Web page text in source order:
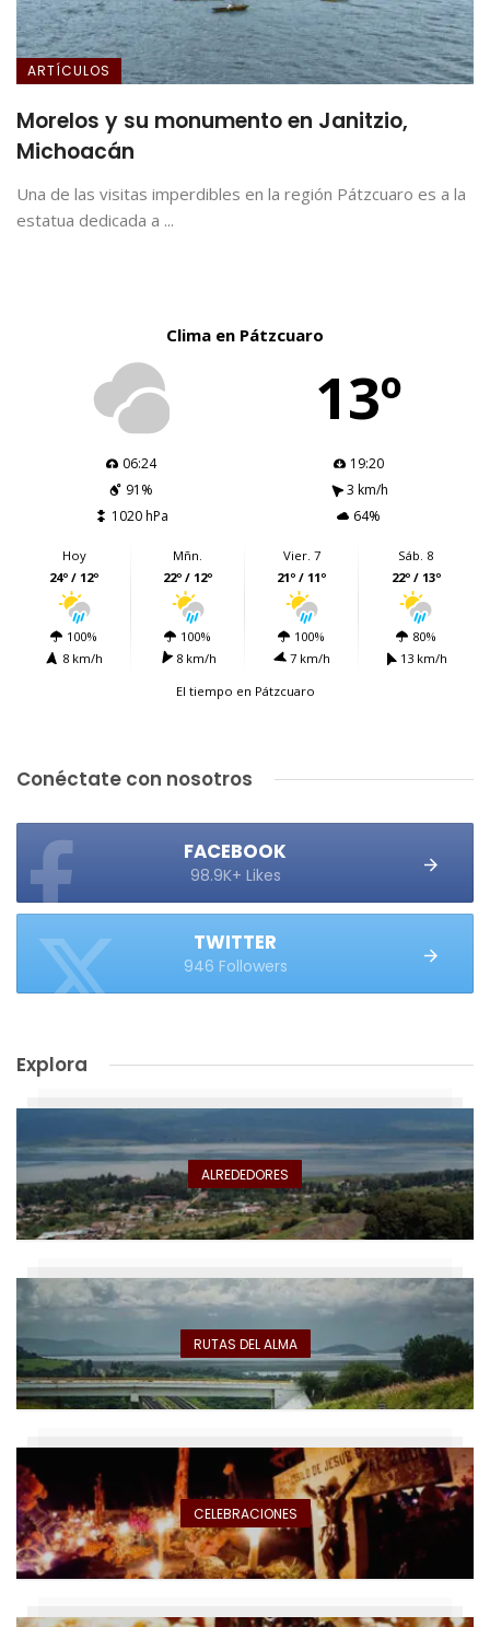
ARTÍCULOS
Morelos y su monumento en Janitzio,
Michoacán
Una de las visitas imperdibles en la región Pátzcuaro es a la
estatua dedicada a ...
Clima en Pátzcuaro
13º
06:24
19:20
91%
3 km/h
1020 hPa
64%
Hoy
24º / 12º
100%
8 km/h
Mñn.
22º / 12º
100%
8 km/h
Vier. 7
21º / 11º
100%
7 km/h
Sáb. 8
22º / 13º
80%
13 km/h
El tiempo en Pátzcuaro
Conéctate con nosotros
FACEBOOK
98.9K+ Likes
TWITTER
946 Followers
Explora
ALREDEDORES
RUTAS DEL ALMA
CELEBRACIONES